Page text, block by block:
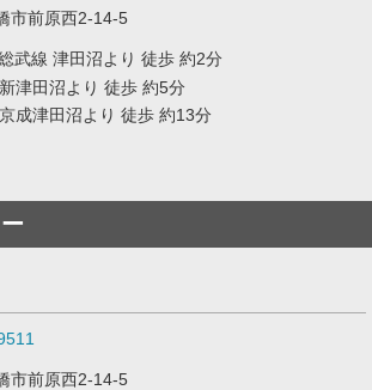
市前原西2-14-5
武線 津田沼より 徒歩 約2分
津田沼より 徒歩 約5分
成津田沼より 徒歩 約13分
市前原西2-14-5